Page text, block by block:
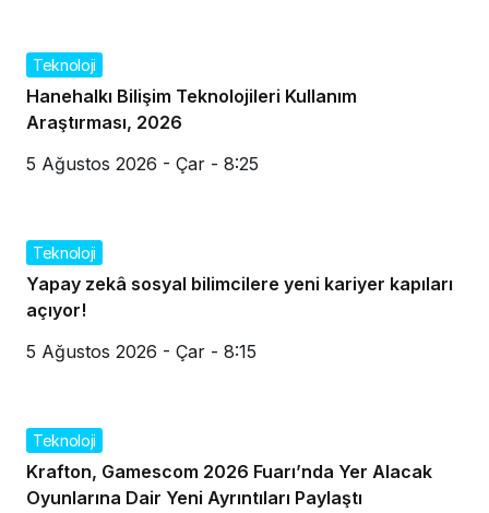
Teknoloji
Hanehalkı Bilişim Teknolojileri Kullanım
Araştırması, 2026
5 Ağustos 2026 - Çar - 8:25
Teknoloji
Yapay zekâ sosyal bilimcilere yeni kariyer kapıları
açıyor!
5 Ağustos 2026 - Çar - 8:15
Teknoloji
Krafton, Gamescom 2026 Fuarı’nda Yer Alacak
Oyunlarına Dair Yeni Ayrıntıları Paylaştı